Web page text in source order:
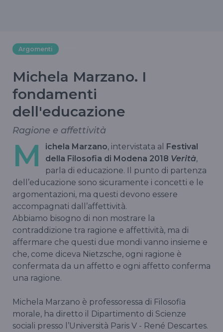
Argomenti
Michela Marzano. I
fondamenti
dell'educazione
Ragione e affettività
M ichela Marzano, intervistata al Festival
della Filosofia di Modena 2018 Verità,
parla di educazione. Il punto di partenza
dell’educazione sono sicuramente i concetti e le
argomentazioni, ma questi devono essere
accompagnati dall’affettività.
Abbiamo bisogno di non mostrare la
contraddizione tra ragione e affettività, ma di
affermare che questi due mondi vanno insieme e
che, come diceva Nietzsche, ogni ragione è
confermata da un affetto e ogni affetto conferma
una ragione.
Michela Marzano è professoressa di Filosofia
morale, ha diretto il Dipartimento di Scienze
sociali presso l’Università Paris V - René Descartes.